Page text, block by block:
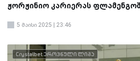
ჟორჟინიო კარიერას
5 მაისი 2025 | 23:46
Crystalbet ეროვნული ლიგა